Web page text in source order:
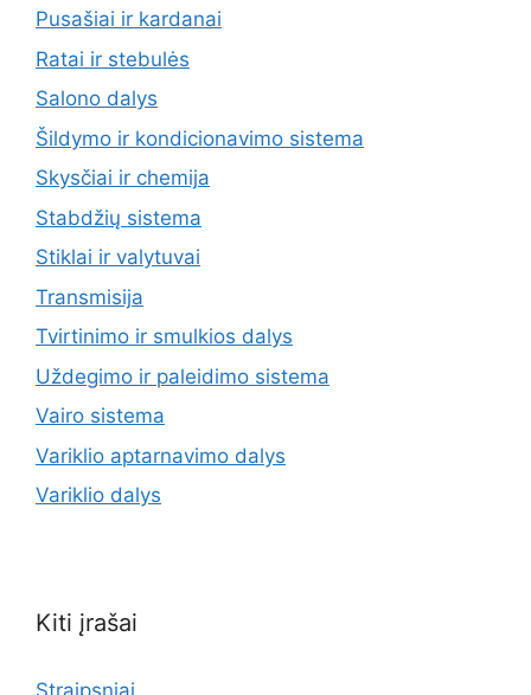
Pusašiai ir kardanai
Ratai ir stebulės
Salono dalys
Šildymo ir kondicionavimo sistema
Skysčiai ir chemija
Stabdžių sistema
Stiklai ir valytuvai
Transmisija
Tvirtinimo ir smulkios dalys
Uždegimo ir paleidimo sistema
Vairo sistema
Variklio aptarnavimo dalys
Variklio dalys
Kiti įrašai